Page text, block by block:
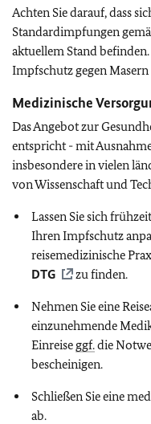
Achten Sie darauf, dass
Standardimpfungen
aktuellem Stand
Impfschutz gegen Masern
Medizinische
Das Angebot zur
entspricht - mit
insbesondere in vielen
von Wissenschaft und
Lassen Sie sich
Ihren Impfschutz
reisemedizinische
DTG
zu finden.
Nehmen Sie eine
einzunehmende
Einreise ggf.die
bescheinigen.
Schließen Sie eine
ab.